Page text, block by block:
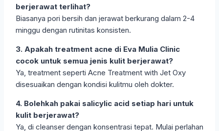
berjerawat terlihat?
Biasanya pori bersih dan jerawat berkurang dalam 2-4
minggu dengan rutinitas konsisten.
3. Apakah treatment acne di Eva Mulia Clinic
cocok untuk semua jenis kulit berjerawat?
Ya, treatment seperti Acne Treatment with Jet Oxy
disesuaikan dengan kondisi kulitmu oleh dokter.
4. Bolehkah pakai salicylic acid setiap hari untuk
kulit berjerawat?
Ya, di cleanser dengan konsentrasi tepat. Mulai perlahan